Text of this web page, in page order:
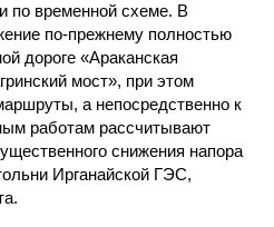
по временной схеме. В
по-прежнему полностью
дороге «Араканская
мост», при этом
а непосредственно к
работам рассчитывают
снижения напора
Ирганайской ГЭС,